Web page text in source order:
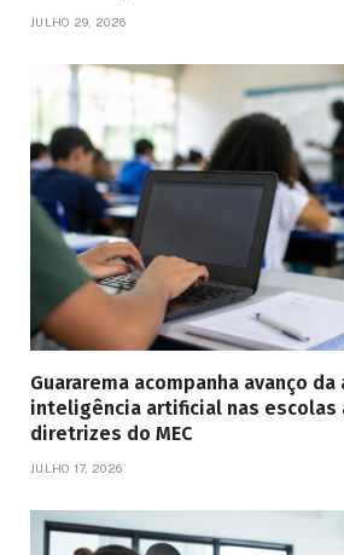
JULHO 29, 2026
Guararema acompanha avanço
inteligência artificial nas escolas
diretrizes do MEC
JULHO 17, 2026